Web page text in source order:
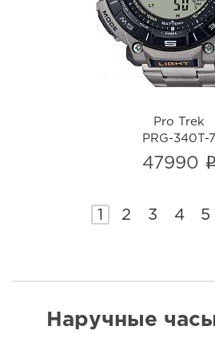
Pro Trek
PRG-340T-7
47990 i
1 2 3 4 5
Наручные